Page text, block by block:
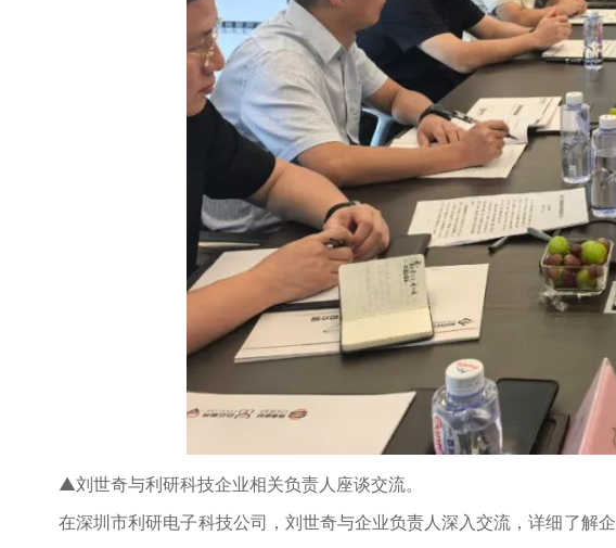
▲刘世奇与利研科技企业相关负责人座谈交流。
在深圳市利研电子科技公司，刘世奇与企业负责人深入交流，详细了解